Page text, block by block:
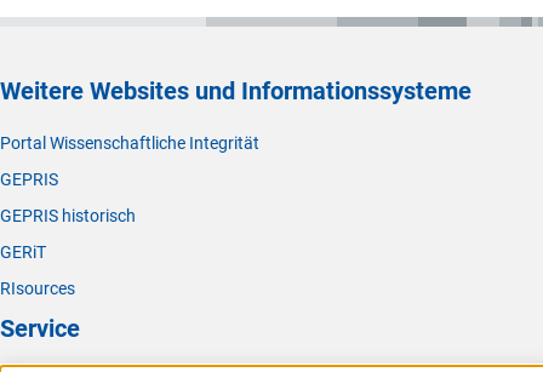
Weitere Informationen zu denRSS-Feeds (interner Link)
Weitere Websites und Informationssysteme
Portal Wissenschaftliche Integrität
GEPRIS
GEPRIS historisch
GERiT
RIsources
Service